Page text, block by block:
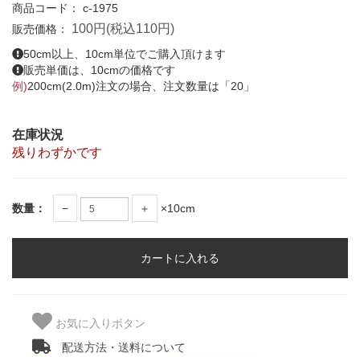
商品コード：
c-1975
販売価格：
100円(税込110円)
50cm以上、10cm単位でご購入頂けます
販売単価は、10cmの価格です
例)200cm(2.0m)注文の場合、注文数量は「20」
在庫状況
残りわずかです
数量： − ＋ ×10cm
お気に入りボタン
配送方法・送料について